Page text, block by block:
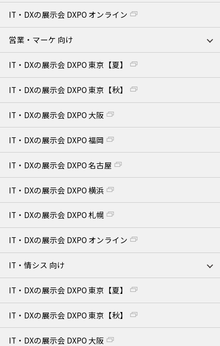
IT・DXの展示会 DXPO オンライン
営業・マーケ 向け
IT・DXの展示会 DXPO 東京【夏】
IT・DXの展示会 DXPO 東京【秋】
IT・DXの展示会 DXPO 大阪
IT・DXの展示会 DXPO 福岡
IT・DXの展示会 DXPO 名古屋
IT・DXの展示会 DXPO 横浜
IT・DXの展示会 DXPO 札幌
IT・DXの展示会 DXPO オンライン
IT・情シス 向け
IT・DXの展示会 DXPO 東京【夏】
IT・DXの展示会 DXPO 東京【秋】
IT・DXの展示会 DXPO 大阪